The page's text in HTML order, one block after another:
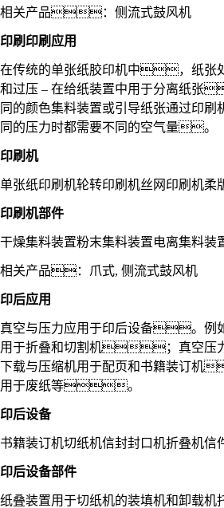
相关产品： 侧流式鼓风机
印刷 印刷应用
在传统的单张纸胶印机中，纸张
和过压 – 在给纸装置中用于分离纸张
同的颜色集料装置或引导纸张通过印
同的压力时都需要不同的空气量。
印刷机
单张纸印刷机轮转印刷机丝网印刷机柔
印刷机部件
干燥集料装置粉末集料装置电离集料装
相关产品： 爪式, 侧流式鼓风机
印后应用
真空与压力应用于印后设备。
用于折叠和切割机；真空压力
下载与压缩机用于配页和书籍装订
用于废纸等。
印后设备
书籍装订机切纸机信封封口机折叠机信
印后设备部件
纸叠装置用于切纸机的装填机和卸载机